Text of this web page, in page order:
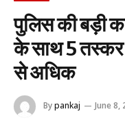
पुलिस की बड़ी
के साथ 5 तस्कर
से अधिक
Bypankaj June 8,